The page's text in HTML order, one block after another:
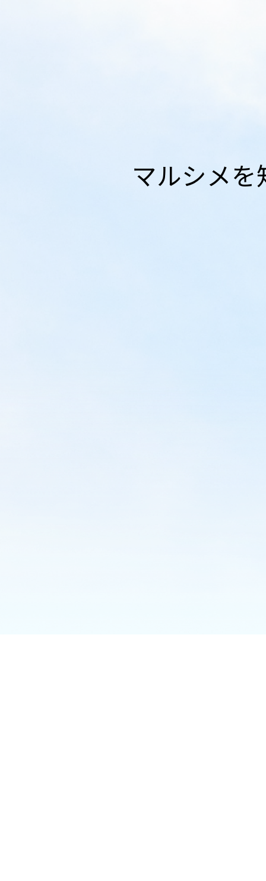
マルシメを